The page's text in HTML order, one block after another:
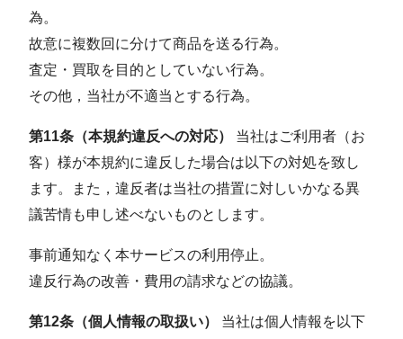
為。
故意に複数回に分けて商品を送る行為。
査定・買取を目的としていない行為。
その他，当社が不適当とする行為。
第11条（本規約違反への対応）
当社はご利用者（お
客）様が本規約に違反した場合は以下の対処を致し
ます。また，違反者は当社の措置に対しいかなる異
議苦情も申し述べないものとします。
事前通知なく本サービスの利用停止。
違反行為の改善・費用の請求などの協議。
第12条（個人情報の取扱い）
当社は個人情報を以下